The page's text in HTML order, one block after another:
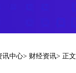
讯中心> 财经资讯> 正文